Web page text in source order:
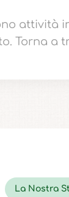
attività
Torna a
La Nostra